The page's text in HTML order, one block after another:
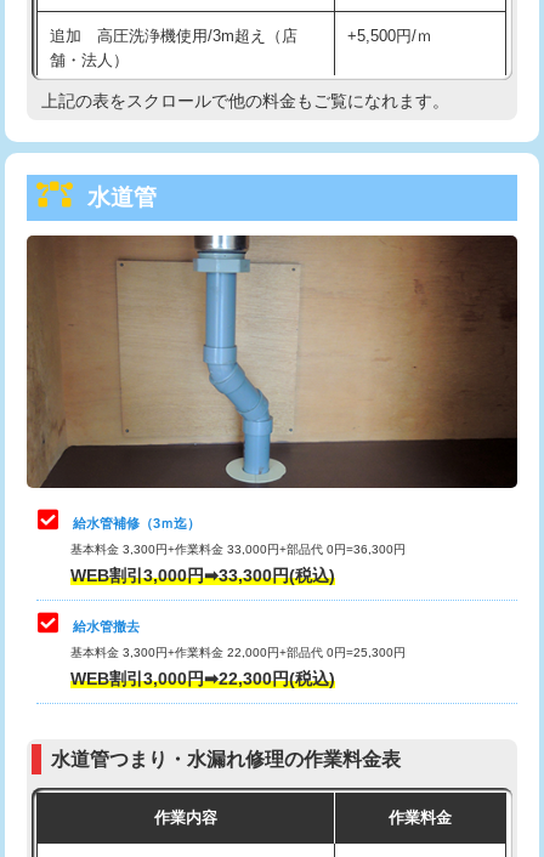
給水管工事※（塩ビ管（VP・HI）使
用/3ｍまで)
33,000円
給水管工事※（塩ビ管（VP・HI）使
+8,800円
給水管工事※（ライニング鋼管・銅
管・ポリ管・HT管使用/3ｍまで)
給水管工事※（ライニング鋼管・銅
管・ポリ管・HT管使用/3ｍ超え)
排水管工事（土の掘削・埋め戻し作
11,000円~
排水管工事（排水管工事/3ｍまで） 55,000円
排水管工事（追加 排水管工事/3ｍ超
マス交換（土の掘削・埋め戻し作業）
マス交換（深さ50㎝未満）
マス交換（深さ50㎝以上）
コンクリート斫り（厚さ10㎝まで）
モルタル補修（厚さ10㎝超え） 38,500円
追加 高圧洗浄機使用/3m超え（店
舗・法人）
+5,500円/ｍ
高度高圧洗浄換 現地調査
トーラー機使用/3mまで
追加トーラー機使用/3m超え
33,000円
8,800円
止水・漏水調査・防水処理・清掃・修
理・調整・分解・加工など（軽作業）
11,000円
止水・漏水調査・防水処理・清掃・修
理・調整・分解・加工など（中作業）
止水・漏水調査・防水処理・清掃・修
理・調整・分解・加工など（重作業）
33,000円
その他部品の脱着
交換・取付（タンク）
式）)
式・ワンホール）)
上記の表をスクロールで他の料金もご覧になれます。
水道管
給水管補修（3ｍ迄）
基本料金 3,300円+作業料金 33,000円+部品代 0円=36,300円
WEB割引3,000円➡33,300円(税込)
給水管撤去
基本料金 3,300円+作業料金 22,000円+部品代 0円=25,300円
WEB割引3,000円➡22,300円(税込)
水道管つまり・水漏れ修理の作業料金表
作業内容 作業料金